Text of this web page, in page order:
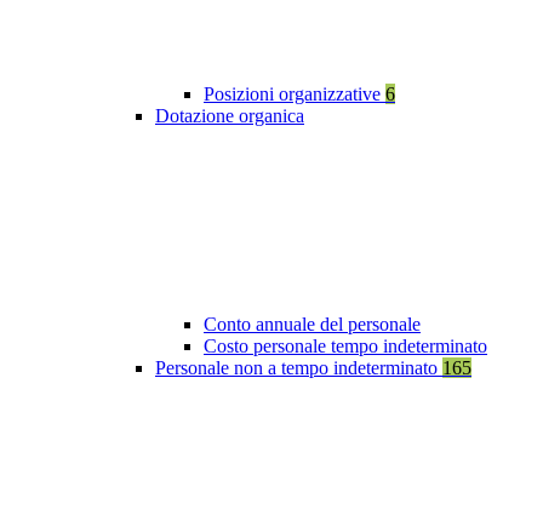
Posizioni organizzative 6
Dotazione organica
Conto annuale del personale
Costo personale tempo indeterminato
Personale non a tempo indeterminato 165